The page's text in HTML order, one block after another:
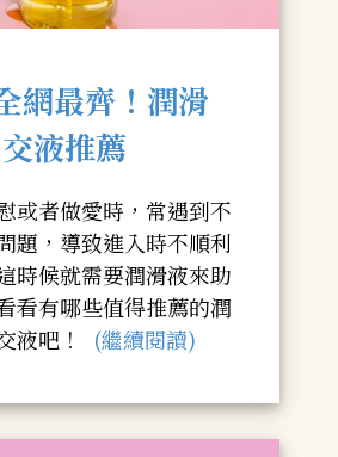
網最齊！ 潤滑
液推薦
或者做愛時，常遇到不
題，導致進入時不順利
時候就需要潤滑液來助
看有哪些值得推薦的潤
液吧！
(繼續閱讀)